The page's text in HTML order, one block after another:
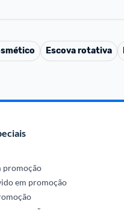
Escova rotativa
promoção
em promoção